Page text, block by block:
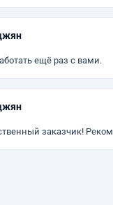
ещё раз с вами.
заказчик!